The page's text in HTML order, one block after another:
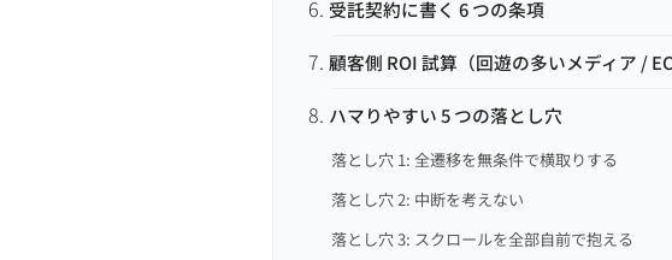
受託契約に書く 6 つの条項
顧客側 ROI 試算（回遊の多いメディア / EC
ハマりやすい 5 つの落とし穴
落とし穴 1: 全遷移を無条件で横取りする
落とし穴 2: 中断を考えない
落とし穴 3: スクロールを全部自前で抱える